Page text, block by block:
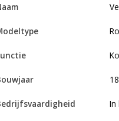
naam
modeltype
functie
bouwjaar
bedrijfsvaardigheid